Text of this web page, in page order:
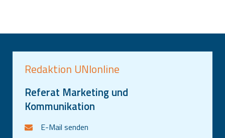
Redaktion UNIonline
Referat Marketing und
Kommunikation
E-Mail senden